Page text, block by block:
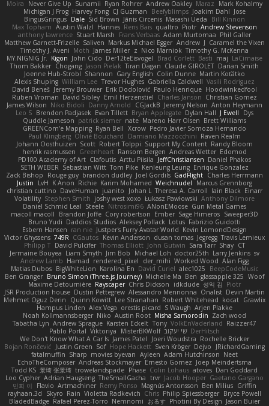
Moira
Never Give Up Sunamii Ryan Rohrer Andrew Oakley Maraz
Mark Kohalmy
Michigan J Frog Harvey Fong CJ Guzman Beefyblimps Joakim Dahl Jose
BingusGringus Dale Sid Brown Jānis Circenis Masashi Ueda
Bill Kinnon
Max Topham Austin Walzl Hannes Rens Bais qualtro Piotr Andrew Stevenson
anthony lawrence Stuart Marsh Frans Verbaas Adam Murtomaa Phil Galler
Matthew Garnett-Frizelle Saliven Markus Michael Egger Andrew J Caramel the Vixen
Timothy J. Aveni Moth James Miller z Nico Marniok Timothy G. McKenna
MY.NIGNIG Jr. Kigon John Cido Der12teEisvogel Brad Corlett Basti maj LaCimaise
Thom Bakker Chogang Jason Pielak Tiran Dagan Claude GIROLET Darian Smith
Joenne Hub-Strobl Shannon Gary English Colin Dunne Martin Koťátko
Alexis Shuping William Lee Trevor Hughes Gabriella Caldwell Vasili Rodriguez
David Beneš Jeremy Brouwer Erik Dodolović Paulo Henrique Hoodwinkedfool
Ruben Vroman David Sibley Emil Herzenstiel Charles Janson Christian Gomez
James Wilson Niko Bidoli Danny Arnold CGJackB Jeremy Nelson Anton Heymann
Leo S Brendon Padjasek Evan Tillett Bryan Applegate Dylan Hall J Ewell
Dys
Quddle Jameson patrick siemer nate Mareno Harr Olsen Brett Williams
GREENCom'e Mapping Ryan Bell Xcrow Pedro Javier Somoza Hernando
Paul Klingberg Olivié Bouchard Damiano Mazzocchini Raven Realm
Johann Oosthuizen Scott Robert Tolppi: Support My Content Randy Bloom
henrik rasmussen Greenheart Ransom Bergen Andreas Wetter Edomod
PD100 Academy of Art Clafoutis Arttu Piisila JeffChristiansen Daniel Phakos
SETH WEBER Sebastian Witt Tom Pike Kenleung Leung Enrique Gonzalez
Zack Bishop
Rouge guy brandon dudley Joel Gordils GadFlight Charles Herrmann
Justin
LvH K Anon Richie Karim Mohamed Weichnudel
Marcus Grennborg
christian cuttino DaveHuman juanito Johan L Theresa A. Carroll Iain Black Einarr
Volatility Stephen Smith joshy west xoxo Łukasz Pawłowski Anthony Dilmore
Daniel Schmid Leal Steele Nitrosimi96 ANonEMoose Gun Metal Games
macoll macoll
Brandon Joffe Cory robertson Ember Sage Himeros Sweeper3D
Bruno Yudi Daddios Studios Aleksey Pollack Lotus Fabrizio Guidotti
Esbern Hansen ran nie Justper's Furry Avatar World Kevin LomondDesign
Victor Ghyssens 749R CGautos Kevin Anderson dusan tomas Jegregg Travis Lemieux
Philipp T David Pulcifer Thomas Elliott John Gutwin Sara Tarr Shay CT
Jermaine Bouyea Liam Smyth Jim Bob Michael Loh doctor25th Larry Jenkins sv
Andrew Lamb Hamad rendered_pixel der_mihi Worked Wood Alan Figg
Matias Dubos BigWhiteLion Karolina En David Curiel alec1025
BeepCodeMusic
Ben Granger Bruno Simon (Three.js Journey) Michelle Ma Ben glassapple 325 Woof
Maxime Detournière Rayscaper Chris Dickson idkdude 성익 김 Piotr
JSR Production house Dustin Pettegrew Alessandro Mennonna Onalist Devin Martin
Mehmet Oguz Derin
Quinn Kowitt Lee Stranahan Robert Whitehead kocat Grawlix
Hampus Linden Alex Vega orestis picard S Waugh Arjen Plakke
Noah Kollmannsberger Niko Austin Root Misha Samorodin Zach wood
Tabatha Lyn Andrew Sprague Karsten Eckelt Tony VolkEnVaderland Raizzer47
Pablo Portal Viktoriya MisterBKWolf שי יעקוב DerHitsch
We Don't Know What A Car Is James Patel Joeri Woudstra Rochelle Bricker
Bojan Rončević Justin Green Sof Hope Hackett Sven Kröger Dejvo
JRichardGaming
fatalmuffin Sharp movies byevan Ayleen Adam Hutchinson Neet
EchoTheComposer Andreas Stockmayer Ernesto Gomez Joep Meindertsma
Todd KS 景琦 张景琦 trowelandspade Phase Colin Lohaus atoves Dan Goddard
Loo Cypher Adrian Haugseng TheSmallGacha trvr Jacob Hooper Gaetano Gargano
민희 이
Flavio Artmachiner Remy Ponso Magnús Antonsson Ben Milius Griffin
rayhaan.3d
Skyro Rain Violetta Radkevich Chris Philip Spiessberger Bryce Powell
BladedBadge Rafael Perez-Torro Nemnomi おるす Photini By Design Jason Buier